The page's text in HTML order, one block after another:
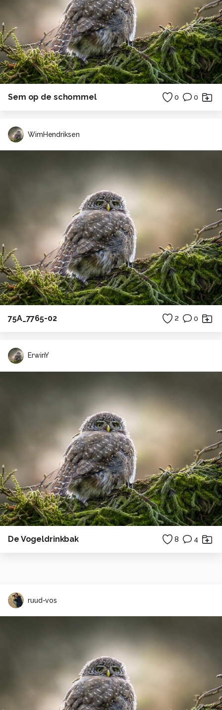
Sem op de schommel 0 0
WimHendriksen
75A_7765-02 2 0
ErwinY
De Vogeldrinkbak 8 4
ruud-vos